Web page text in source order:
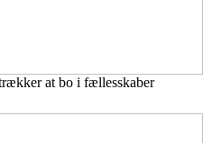
at bo i fællesskaber